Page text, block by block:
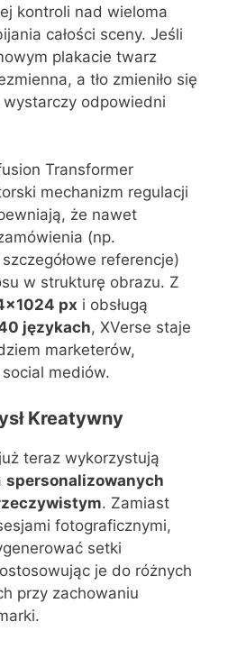
kontroli nad wieloma
całości sceny. Jeśli
plakacie twarz
a tło zmieniło się
odpowiedni
Transformer
mechanizm regulacji
że nawet
(np.
referencje)
w strukturę obrazu. Z
px i obsługą
językach, XVerse staje
marketerów,
mediów.
Kreatywny
teraz wykorzystują
spersonalizowanych
. Zamiast
fotograficznymi,
setki
je do różnych
przy zachowaniu